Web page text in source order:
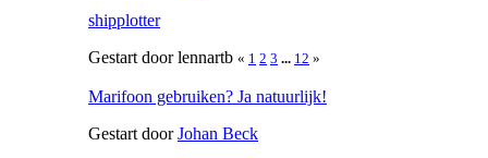
shipplotter
Gestart door lennartb « 1 2 3 ... 12 »
Marifoon gebruiken? Ja natuurlijk!
Gestart doorJohan Beck